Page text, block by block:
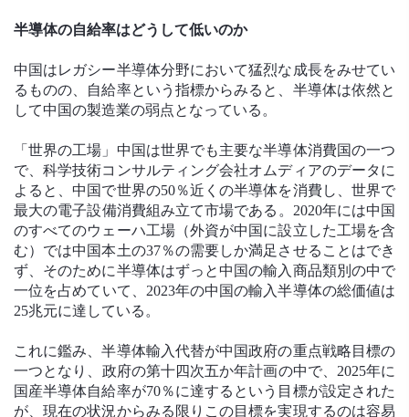
半導体の自給率はどうして低いのか
中国はレガシー半導体分野において猛烈な成長をみせてい
るものの、自給率という指標からみると、半導体は依然と
して中国の製造業の弱点となっている。
「世界の工場」中国は世界でも主要な半導体消費国の一つ
で、科学技術コンサルティング会社オムディアのデータに
よると、中国で世界の50％近くの半導体を消費し、世界で
最大の電子設備消費組み立て市場である。2020年には中国
のすべてのウェーハ工場（外資が中国に設立した工場を含
む）では中国本土の37％の需要しか満足させることはでき
ず、そのために半導体はずっと中国の輸入商品類別の中で
一位を占めていて、2023年の中国の輸入半導体の総価値は
25兆元に達している。
これに鑑み、半導体輸入代替が中国政府の重点戦略目標の
一つとなり、政府の第十四次五か年計画の中で、2025年に
国産半導体自給率が70％に達するという目標が設定された
が、現在の状況からみる限りこの目標を実現するのは容易